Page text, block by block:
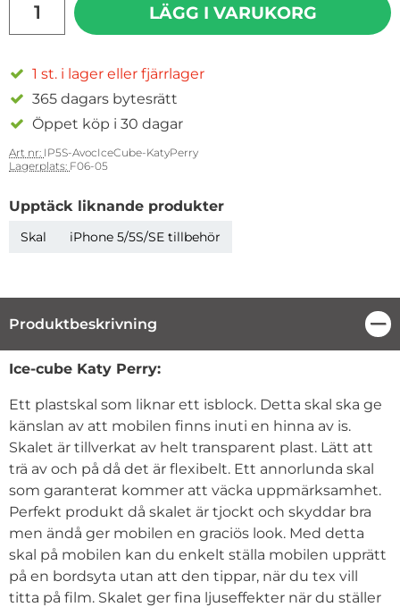
LÄGG I VARUKORG
1 st. i lager eller fjärrlager
365 dagars bytesrätt
Öppet köp i 30 dagar
Art nr: IP5S-AvocIceCube-KatyPerry
Lagerplats: F06-05
Upptäck liknande produkter
Skal iPhone 5/5S/SE tillbehör
Produktbeskrivning
Produktbeskrivning
Ice-cube Katy Perry:
Ett plastskal som liknar ett isblock. Detta skal ska ge
känslan av att mobilen finns inuti en hinna av is.
Skalet är tillverkat av helt transparent plast. Lätt att
trä av och på då det är flexibelt. Ett annorlunda skal
som garanterat kommer att väcka uppmärksamhet.
Perfekt produkt då skalet är tjockt och skyddar bra
men ändå ger mobilen en graciös look. Med detta
skal på mobilen kan du enkelt ställa mobilen upprätt
på en bordsyta utan att den tippar, när du tex vill
titta på film. Skalet ger fina ljuseffekter när du ställer